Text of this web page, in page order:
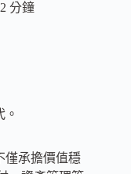
分鐘
僅承擔價值穩